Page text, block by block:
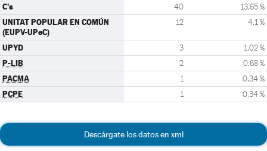
C's 40 13,65 %
UNITAT POPULAR EN COMÚN
(EUPV-UPeC)
12 4,1 %
UPYD 3 1,02 %
P-LIB 2 0,68 %
PACMA 1 0,34 %
PCPE 1 0,34 %
Descárgate los datos en xml